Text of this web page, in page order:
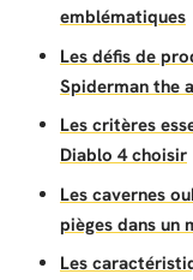
emblématiques
Les défis de
Spiderman the
Les critères
Diablo 4 choisir
Les cavernes
pièges dans un
Les